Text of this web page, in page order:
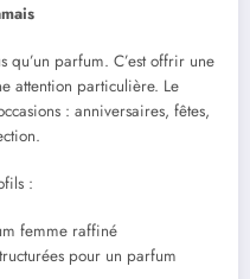
parfum. C’est offrir une
attention particulière. Le
: anniversaires, fêtes,
:
femme raffiné
pour un parfum